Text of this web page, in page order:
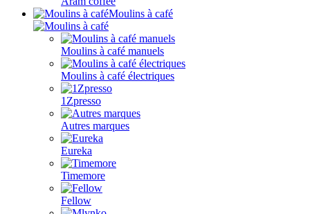
Moulins à café
Moulins à café manuels
Moulins à café électriques
1Zpresso
Autres marques
Eureka
Timemore
Fellow